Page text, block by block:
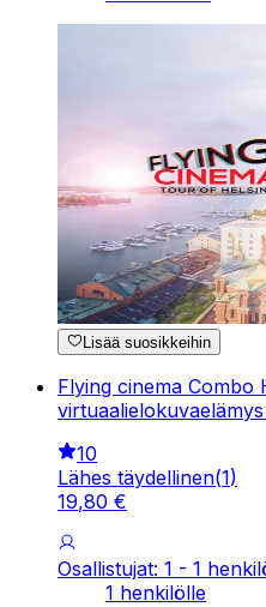
Lisää suosikkeihin
Flying cinema Combo
10
Lähes täydellinen(1)
19,80 €
Osallistujat: 1 - 1
1 henkilölle